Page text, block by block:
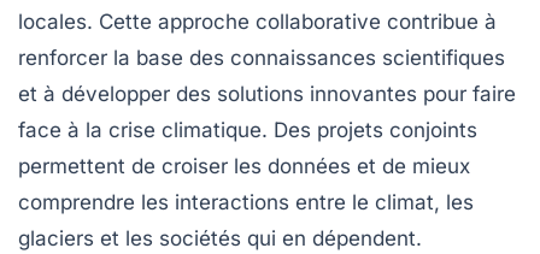
locales. Cette approche collaborative contribue à
renforcer la base des connaissances scientifiques
et à développer des solutions innovantes pour faire
face à la crise climatique. Des projets conjoints
permettent de croiser les données et de mieux
comprendre les interactions entre le climat, les
glaciers et les sociétés qui en dépendent.